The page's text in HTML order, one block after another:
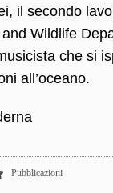
il secondo
Wildlife
che si
all’oceano.
Pubblicazioni